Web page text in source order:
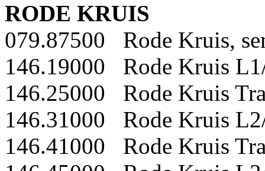
RODE KRUIS
079.87500 Rode Kruis,
146.19000 Rode Kruis
146.25000 Rode Kruis
146.31000 Rode Kruis
146.41000 Rode Kruis